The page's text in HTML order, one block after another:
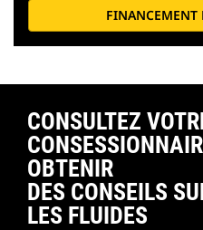
FINANCEMENT
CONSULTEZ
OBTENIR
DES CONSEILS
LES FLUIDES